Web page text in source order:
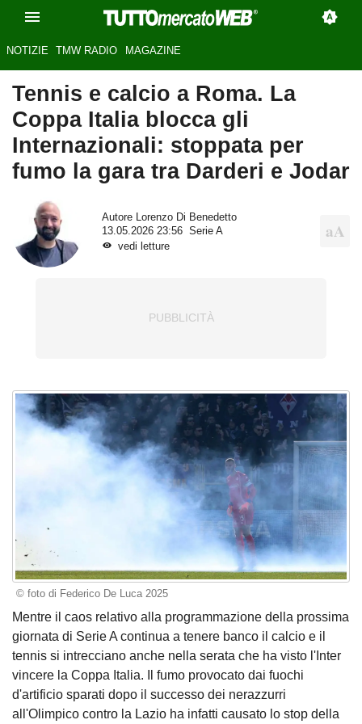
NOTIZIE TMW RADIO MAGAZINE
Tennis e calcio a Roma. La
Coppa Italia blocca gli
Internazionali: stoppata per
fumo la gara tra Darderi e Jodar
Autore Lorenzo Di Benedetto
13.05.2026 23:56
Serie A
vedi letture
© foto di Federico De Luca 2025
Mentre il caos relativo alla programmazione della prossima
giornata di Serie A continua a tenere banco il calcio e il
tennis si intrecciano anche nella serata che ha visto l'Inter
vincere la Coppa Italia. Il fumo provocato dai fuochi
d'artificio sparati dopo il successo dei nerazzurri
all'Olimpico contro la Lazio ha infatti causato lo stop della